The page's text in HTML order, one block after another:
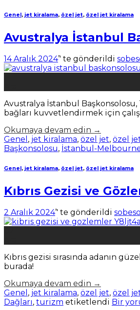
Genel, jet kiralama, özel jet, özel jet kiralama
Avustralya İstanbul
14 Aralık 2024’' te gönderildi
Avustralya İstanbul
bağları kuvvetlendirmek için
Okumaya devam edin →
Genel , jet kiralama, özel jet, özel
Başkonsolosu, İstanbul-
Genel, jet kiralama, özel jet, özel jet kiralama
Kıbrıs Gezisi ve
2 Aralık 2024’' te gönderildi
Kıbrıs gezisi sırasında adanın
burada!
Okumaya devam edin →
Genel , jet kiralama, özel jet, özel
Dağları, turizm etiketlendi Bir